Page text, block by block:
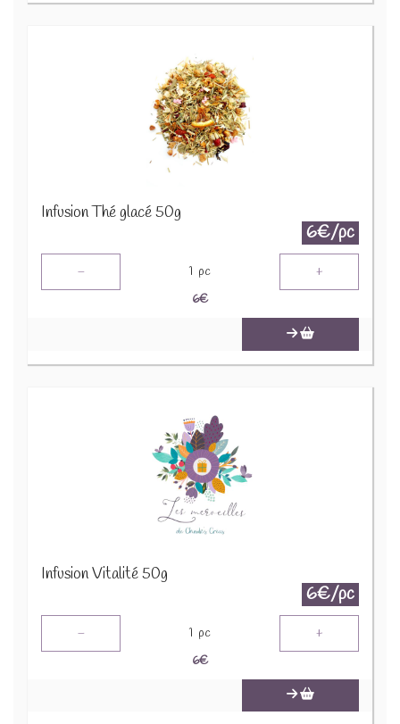
Infusion Thé glacé 50g
6€/pc
- 1 pc +
6€
Infusion Vitalité 50g
6€/pc
- 1 pc +
6€